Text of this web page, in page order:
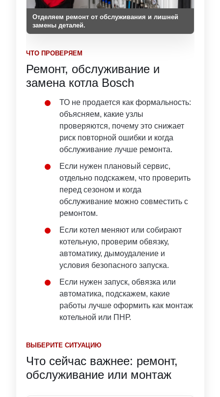
Отделяем ремонт от обслуживания и лишней
замены деталей.
ЧТО ПРОВЕРЯЕМ
Ремонт, обслуживание и
замена котла Bosch
ТО не продается как формальность:
объясняем, какие узлы
проверяются, почему это снижает
риск повторной ошибки и когда
обслуживание лучше ремонта.
Если нужен плановый сервис,
отдельно подскажем, что проверить
перед сезоном и когда
обслуживание можно совместить с
ремонтом.
Если котел меняют или собирают
котельную, проверим обвязку,
автоматику, дымоудаление и
условия безопасного запуска.
Если нужен запуск, обвязка или
автоматика, подскажем, какие
работы лучше оформить как монтаж
котельной или ПНР.
ВЫБЕРИТЕ СИТУАЦИЮ
Что сейчас важнее: ремонт,
обслуживание или монтаж